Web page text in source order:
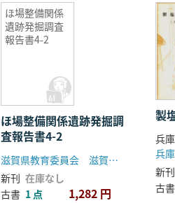
ほ場整備関係
遺跡発掘調査
報告書4-2
ほ場整備関係遺跡発掘調
査報告書4-2
滋賀県教育委員会 滋賀県文化財保護協会
新刊 在庫なし
古書 1 点 1,282 円
製
兵
新刊
古書